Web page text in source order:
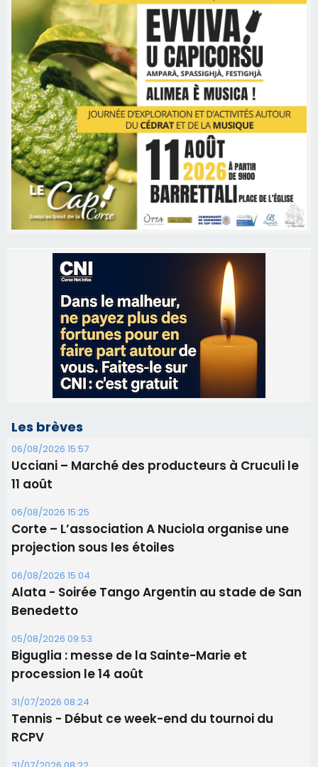
Les brèves
06/08/2026 15:57
Ucciani – Marché des producteurs à Cruculi le
06/08/2026 15:25
Corte – L’association A Nuciola organise une
06/08/2026 15:04
Alata - Soirée Tango Argentin au stade de San
Benedetto
05/08/2026 09:53
Biguglia : messe de la Sainte-Marie et
procession le 14 août
31/07/2026 08:24
Tennis - Début ce week-end du tournoi du
RCPV
31/07/2026 08:22
82ème anniversaire de la disparition du
Commandant Antoine de Saint Exupery
Les plus lus